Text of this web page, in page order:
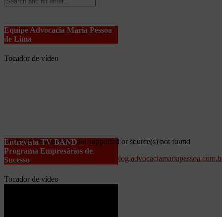
Equipe Advocacia Maria Pessoa
de Lima
Tocador de vídeo
Media error: Format(s) not supported or source(s) not found
Fazer download do arquivo: https://
00:00
Entrevista TV BAND –
Programa Empresários de
Sucesso
Tocador de vídeo